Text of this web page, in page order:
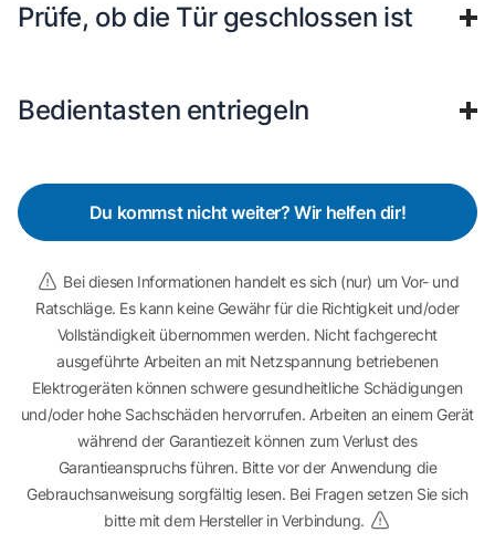
Prüfe, ob die Tür geschlossen ist
Bedientasten entriegeln
Du kommst nicht weiter? Wir helfen dir!
Bei diesen Informationen handelt es sich (nur) um Vor- und
Ratschläge. Es kann keine Gewähr für die Richtigkeit und/oder
Vollständigkeit übernommen werden. Nicht fachgerecht
ausgeführte Arbeiten an mit Netzspannung betriebenen
Elektrogeräten können schwere gesundheitliche Schädigungen
und/oder hohe Sachschäden hervorrufen. Arbeiten an einem Gerät
während der Garantiezeit können zum Verlust des
Garantieanspruchs führen. Bitte vor der Anwendung die
Gebrauchsanweisung sorgfältig lesen. Bei Fragen setzen Sie sich
bitte mit dem Hersteller in Verbindung.